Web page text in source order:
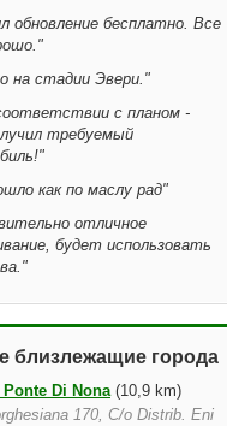
обновление бесплатно. Все
"
на стадии Эвери. "
с планом -
требуемый
"
как по маслу рад"
отличное
будет использовать
"
близлежащие города
Ponte Di Nona(10,9 km)
170, C/o Distrib. Eni